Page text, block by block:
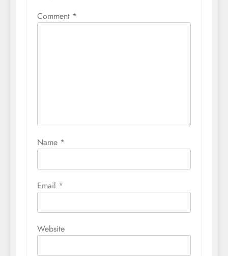
Comment *
Name *
Email *
Website